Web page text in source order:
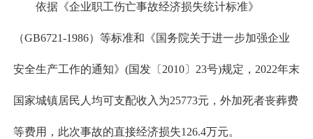
依据《企业职工伤亡事故经济损失统计标准》
（GB6721-1986）等标准和《国务院关于进一步加强企业
安全生产工作的通知》(国发〔2010〕23号)规定，2022年末
国家城镇居民人均可支配收入为25773元，外加死者丧葬费
等费用，此次事故的直接经济损失126.4万元。